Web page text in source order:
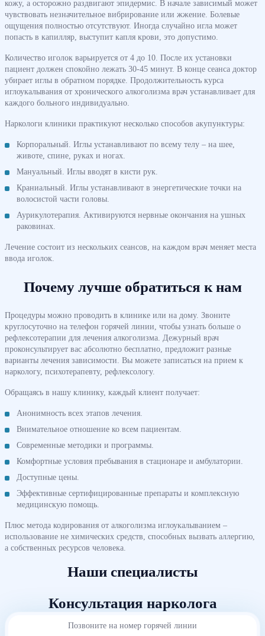
кожу, а осторожно раздвигают эпидермис. В начале зависимый может
чувствовать незначительное вибрирование или жжение. Болевые
ощущения полностью отсутствуют. Иногда случайно игла может
попасть в капилляр, выступит капля крови, это допустимо.
Количество иголок варьируется от 4 до 10. После их установки
пациент должен спокойно лежать 30-45 минут. В конце сеанса доктор
убирает иглы в обратном порядке. Продолжительность курса
иглоукалывания от хронического алкоголизма врач устанавливает для
каждого больного индивидуально.
Наркологи клиники практикуют несколько способов акупунктуры:
Корпоральный. Иглы устанавливают по всему телу – на шее,
животе, спине, руках и ногах.
Мануальный. Иглы вводят в кисти рук.
Краниальный. Иглы устанавливают в энергетические точки на
волосистой части головы.
Аурикулотерапия. Активируются нервные окончания на ушных
раковинах.
Лечение состоит из нескольких сеансов, на каждом врач меняет места
ввода иголок.
Почему лучше обратиться к нам
Процедуры можно проводить в клинике или на дому. Звоните
круглосуточно на телефон горячей линии, чтобы узнать больше о
рефлексотерапии для лечения алкоголизма. Дежурный врач
проконсультирует вас абсолютно бесплатно, предложит разные
варианты лечения зависимости. Вы можете записаться на прием к
наркологу, психотерапевту, рефлексологу.
Обращаясь в нашу клинику, каждый клиент получает:
Анонимность всех этапов лечения.
Внимательное отношение ко всем пациентам.
Современные методики и программы.
Комфортные условия пребывания в стационаре и амбулатории.
Доступные цены.
Эффективные сертифицированные препараты и комплексную
медицинскую помощь.
Плюс метода кодирования от алкоголизма иглоукалыванием –
использование не химических средств, способных вызвать аллергию,
а собственных ресурсов человека.
Наши специалисты
Консультация нарколога
Позвоните на номер горячей линии